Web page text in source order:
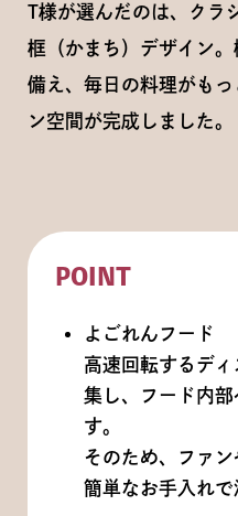
T様が選んだのは、クラ
框（かまち）デザイン
備え、毎日の料理がも
ン空間が完成しました。
POINT
よごれんフード
高速回転するデ
集し、フード内
す。
そのため、ファン
簡単なお手入れで